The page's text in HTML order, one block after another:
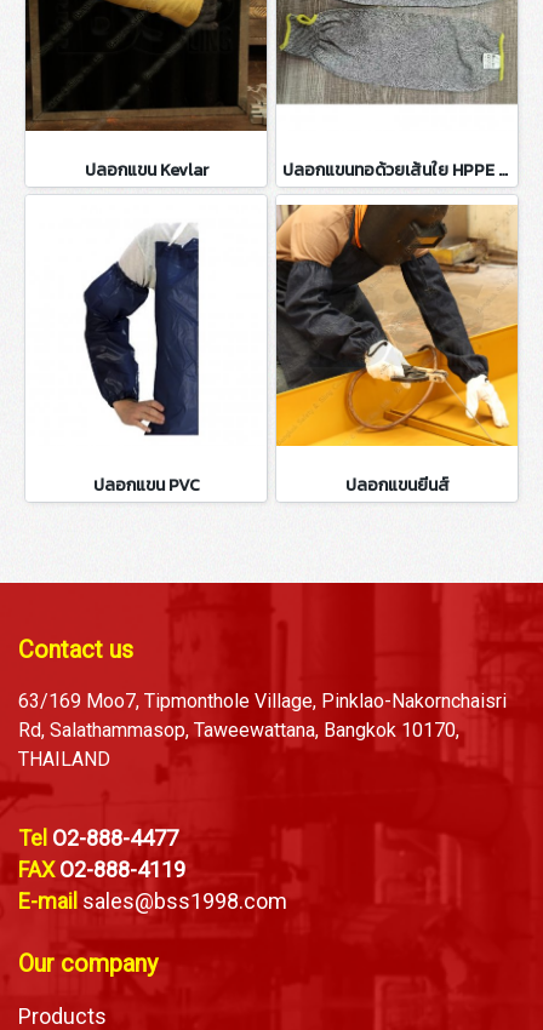
ปลอกแขน Kevlar ปลอกแขนทอด้วยเส้นใย HPPE Cut 5 (Food Grade)
ปลอกแขน PVC ปลอกแขนยีนส์
Contact us
63/169 Moo7, Tipmonthole Village, Pinklao-Nakornchaisri
Rd, Salathammasop, Taweewattana, Bangkok 10170,
THAILAND
Tel O2-888-4477
FAXO2-888-4119
E-mail sales@bss1998.com
Our company
Products